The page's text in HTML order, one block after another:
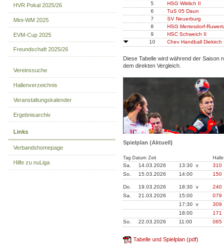
HVR Pokal 2025/26
Mini-WM 2025
EVM-Cup 2025
Freundschaft 2025/26
Vereinssuche
Hallenverzeichnis
Veranstaltungskalender
Ergebnisarchiv
Links
Verbandshomepage
Hilfe zu nuLiga
5
HSG Wittlich II
6
TuS 05 Daun
7
SV Neuerburg
8
HSG Mertesdorf-
9
HSC Schweich II
10
Chev Handball Diekirch
Diese Tabelle wird während der Saison
dem direkten Vergleich.
Spielplan (Aktuell)
Tag Datum Zeit Halle
Sa. 14.03.2026 13:30 v 310
So.
15.03.2026 14:00 150
Do. 19.03.2026 18:30 v 240
Sa.
21.03.2026 15:00 079
17:30 v
309
18:00
171
So.
22.03.2026 11:00 065
Tabelle und Spielplan (pdf)